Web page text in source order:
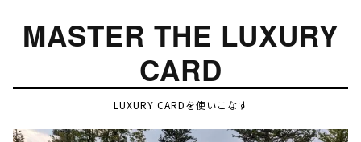
MASTER THE LUXURY
CARD
LUXURY CARDを使いこなす